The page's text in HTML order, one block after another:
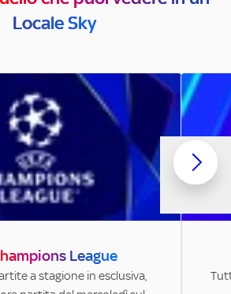
Locale Sky
League
a stagione in esclusiva,